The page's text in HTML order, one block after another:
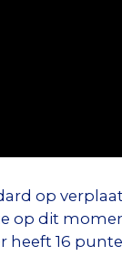
op
op dit
16